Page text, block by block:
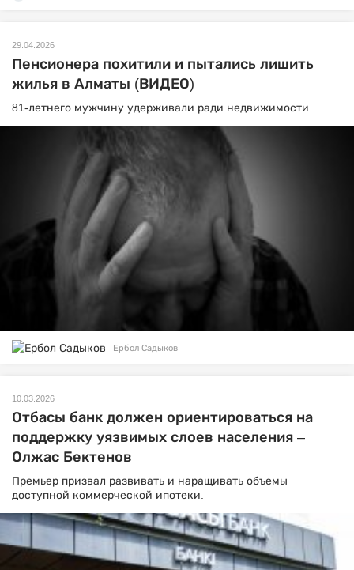
29.04.2026
Пенсионера похитили и пытались лишить
жилья в Алматы (ВИДЕО)
81-летнего мужчину удерживали ради недвижимости.
Ербол Садыков
10.03.2026
Отбасы банк должен ориентироваться на
поддержку уязвимых слоев населения –
Олжас Бектенов
Премьер призвал развивать и наращивать объемы
доступной коммерческой ипотеки.